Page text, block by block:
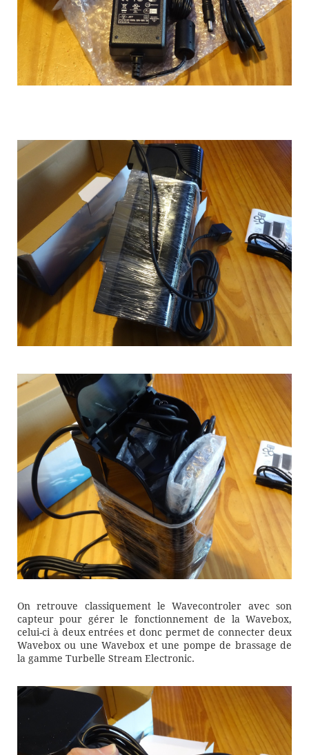
On retrouve classiquement le Wavecontroler avec son
capteur pour gérer le fonctionnement de la Wavebox,
celui-ci à deux entrées et donc permet de connecter deux
Wavebox ou une Wavebox et une pompe de brassage de
la gamme Turbelle Stream Electronic.